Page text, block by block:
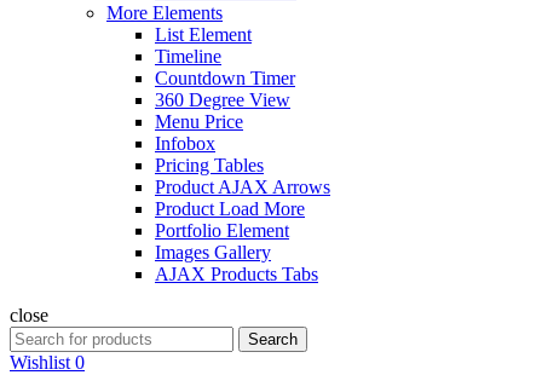
More Elements
List Element
Timeline
Countdown Timer
360 Degree View
Menu Price
Infobox
Pricing Tables
Product AJAX Arrows
Product Load More
Portfolio Element
Images Gallery
AJAX Products Tabs
close
Search
for:
Search
Wishlist 0